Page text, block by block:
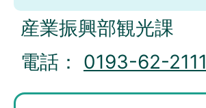
産業振興部観光課
電話： 0193-62-2111